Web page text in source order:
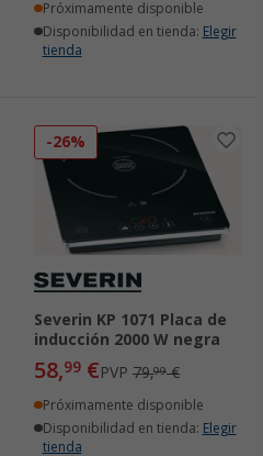
Próximamente disponible
Disponibilidad en tienda: Elegir
tienda
-26%
Severin KP 1071 Placa de
inducción 2000 W negra
58,99 €PVP 79,99€
Próximamente disponible
Disponibilidad en tienda: Elegir
tienda